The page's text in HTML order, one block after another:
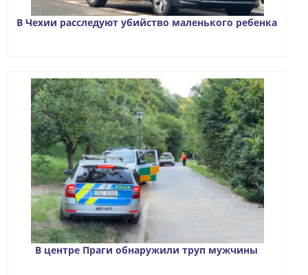
В Чехии расследуют убийство маленького ребенка
В центре Праги обнаружили труп мужчины